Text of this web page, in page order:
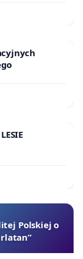
Polskiej o